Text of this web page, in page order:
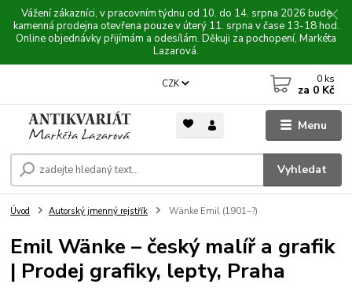
Vážení zákazníci, v pracovním týdnu od 10. do 14. srpna 2026 bude
kamenná prodejna otevřena pouze v úterý 11. srpna v čase 13-18 hod.
Online objednávky přijímám a odesílám. Děkuji za pochopení, Markéta
Lazarová.
Menu
CZK
Vyhledat
0 ks
za 0 Kč
Úvod Autorský jmenný rejstřík Wänke Emil (1901–?)
Emil Wänke – český malíř a grafik
| Prodej grafiky, lepty, Praha